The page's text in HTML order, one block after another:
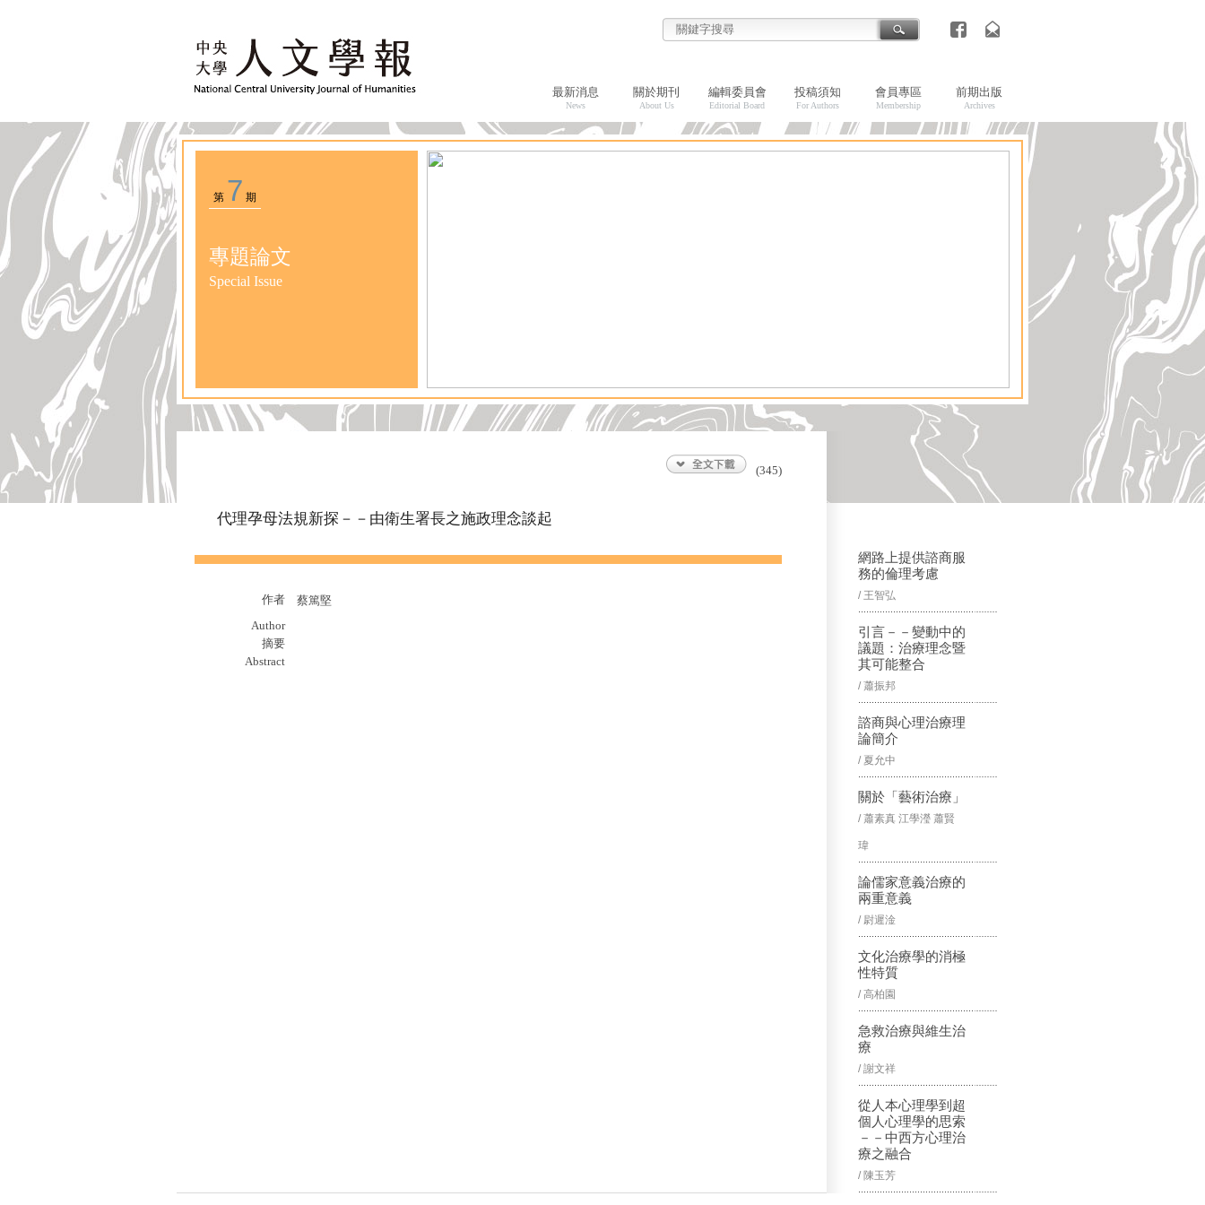
最新消息
News
關於期刊
About Us
編輯委員會
Editorial Board
投稿須知
For Authors
會員專區
Membership
前期出版
Archives
第 7 期
專題論文
Special Issue
(345)
代理孕母法規新探－－由衛生署長之施政理念談起
作者
蔡篤堅
Author
摘要
Abstract
網路上提供諮商服
務的倫理考慮
/ 王智弘
引言－－變動中的
議題：治療理念暨
其可能整合
/ 蕭振邦
諮商與心理治療理
論簡介
/ 夏允中
關於「藝術治療」
/ 蕭素真 江學瀅 蕭賢
瑋
論儒家意義治療的
兩重意義
/ 尉遲淦
文化治療學的消極
性特質
/ 高柏園
急救治療與維生治
療
/ 謝文祥
從人本心理學到超
個人心理學的思索
－－中西方心理治
療之融合
/ 陳玉芳